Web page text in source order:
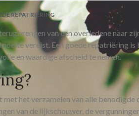
REPATRIËRING
van een overledene naar
vereist. Een goede repatriëring
en waardige afscheid te nemen.
het verzamelen van alle benodigde
van de lijkschouwer, de